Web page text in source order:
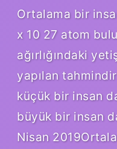
Ortalama bir
x 10 27 atom
ağırlığındaki
yapılan
küçük bir insan
büyük bir insan
Nisan